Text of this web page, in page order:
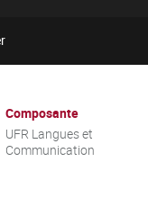
Composante
UFR Langues et
Communication